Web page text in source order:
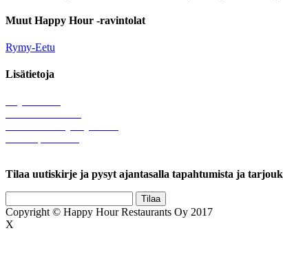
Muut Happy Hour -ravintolat
Rymy-Eetu
Lisätietoja
Tilaa uutiskirje ja pysyt ajantasalla tapahtumista ja
Copyright © Happy Hour Restaurants Oy 2017
X